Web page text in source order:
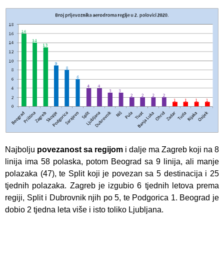
Najbolju povezanost sa regijom i dalje ma Zagreb koji na 8
linija ima 58 polaska, potom Beograd sa 9 linija, ali manje
polazaka (47), te Split koji je povezan sa 5 destinacija i 25
tjednih polazaka. Zagreb je izgubio 6 tjednih letova prema
regiji, Split i Dubrovnik njih po 5, te Podgorica 1. Beograd je
dobio 2 tjedna leta više i isto toliko Ljubljana.